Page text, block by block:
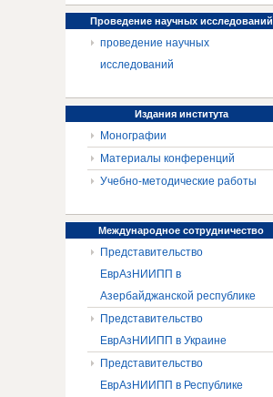
Проведениенаучных исследований
проведение научных
исследований
Изданияинститута
Монографии
Материалы конференций
Учебно-методические работы
Международное сотрудничество
Представительство
ЕврАзНИИПП в
Азербайджанской республике
Представительство
ЕврАзНИИПП в Украине
Представительство
ЕврАзНИИПП в Республике